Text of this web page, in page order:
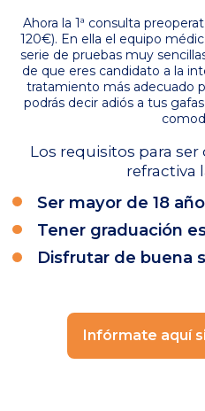
Ahora la 1ª consulta
120€). En ella el equipo
serie de pruebas muy
de que eres candidato a la
tratamiento más adecuado
podrás decir adiós a tus
Los requisitos para
refractiva
Ser mayor de 18
Tener graduación
Disfrutar de buena
Infórmate aquí